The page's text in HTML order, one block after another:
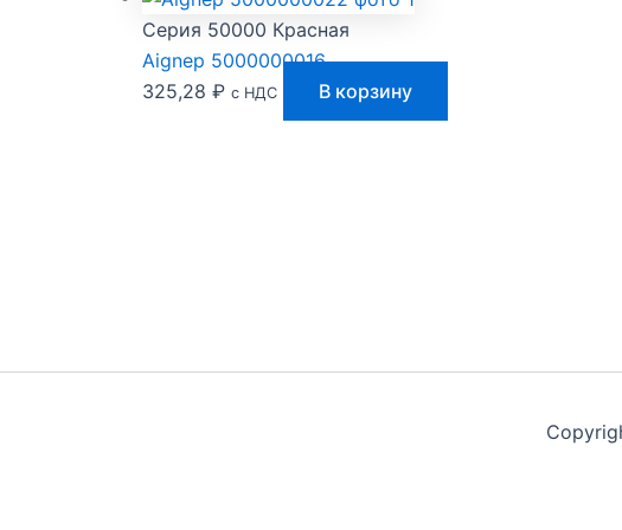
Серия 50000 Красная
Aignep 5000000016
325,28 ₽ с НДС В корзину